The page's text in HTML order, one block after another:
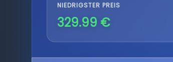
NIEDRIGSTER PREIS
329.99 €